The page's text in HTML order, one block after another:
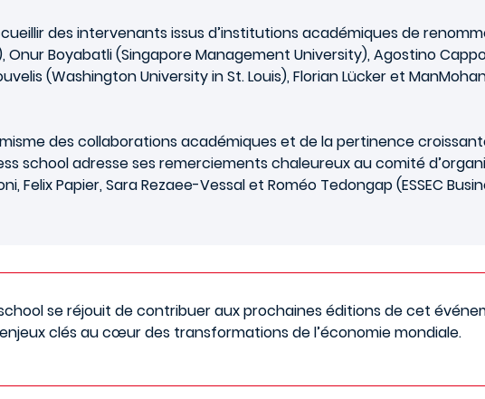
des intervenants issus d’institutions académiques de
Boyabatli (Singapore Management University), Agostino
(Washington University in St. Louis), Florian Lücker et
des collaborations académiques et de la pertinence
school adresse ses remerciements chaleureux au comité
Felix Papier, Sara Rezaee-Vessal et Roméo Tedongap (ESSEC
se réjouit de contribuer aux prochaines éditions de cet
clés au cœur des transformations de l’économie mondiale.